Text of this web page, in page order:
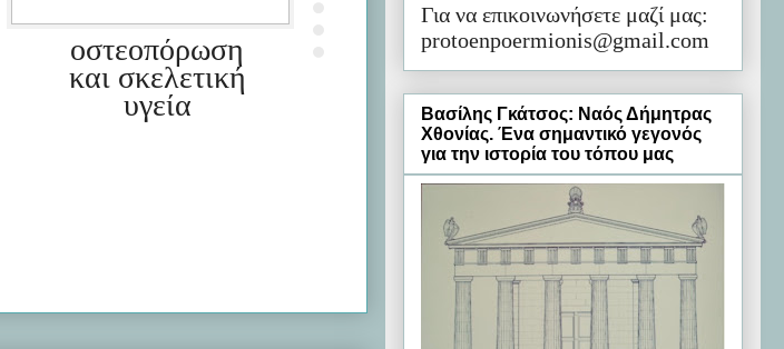
οστεοπόρωση
και σκελετική
υγεία
Για να επικοινωνήσετε μαζί μας:
protoenpoermionis@gmail.com
Βασίλης Γκάτσος: Ναός Δήμητρας
Χθονίας. Ένα σημαντικό γεγονός
για την ιστορία του τόπου μας